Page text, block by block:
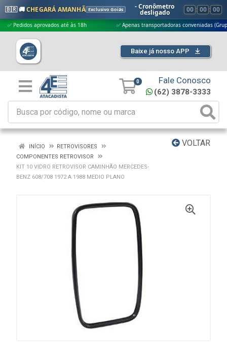
🇧🇷 🚚CHEGARÁ AMANHÃ Exclusivo Goiás - Cronômetro
desligado 00 : 00 : 00
aprovados até às 18h ✅ Apenas transportadoras conveniadas (Grupo G5)
Baixe já nosso APP
0 Fale Conosco
(62) 3878-3333
VOLTAR
INÍCIO
RETROVISORES
COMPONENTES RETROVISOR
KIT 10 VIDRO RETROVISOR CAMINHÃO MERCEDES-
BENZ 608/708 1972 A 1988 MEDIO PLANO